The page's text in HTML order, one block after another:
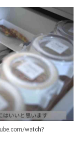
watch?